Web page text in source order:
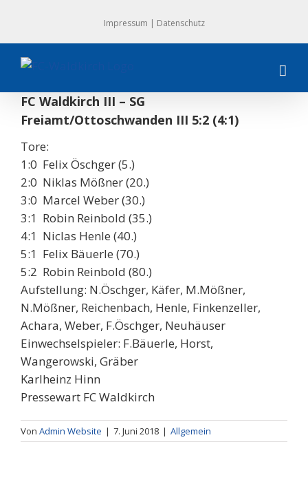
springen
Impressum | Datenschutz
FC Waldkirch III – SG
Freiamt/Ottoschwanden III 5:2 (4:1)
Tore:
1:0 Felix Öschger (5.)
2:0 Niklas Mößner (20.)
3:0 Marcel Weber (30.)
3:1 Robin Reinbold (35.)
4:1 Niclas Henle (40.)
5:1 Felix Bäuerle (70.)
5:2 Robin Reinbold (80.)
Aufstellung: N.Öschger, Käfer, M.Mößner,
N.Mößner, Reichenbach, Henle, Finkenzeller,
Achara, Weber, F.Öschger, Neuhäuser
Einwechselspieler: F.Bäuerle, Horst,
Wangerowski, Gräber
Karlheinz Hinn
Pressewart FC Waldkirch
Von Admin Website | 7. Juni 2018 | Allgemein